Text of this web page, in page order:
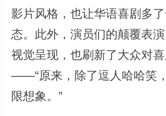
影片风格，也让华语喜剧多
态。此外，演员们的颠覆表
视觉呈现，也刷新了大众对
——“原来，除了逗人哈哈笑
限想象。”